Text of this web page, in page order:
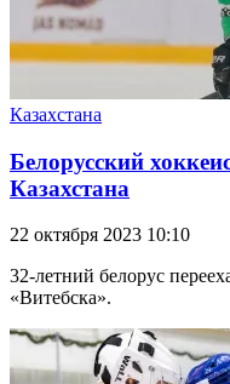
Казахстана
Белорусский
Казахстана
22 октября 2023 10:10
32-летний белорус
«Витебска».